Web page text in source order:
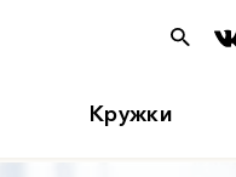
Кружки